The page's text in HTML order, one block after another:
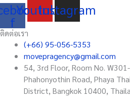
f
Youtube
Instagram
ติดต่อเรา
(+66) 95-056-5353
movepragency@gmail.com
54, 3rd Floor, Room No.
Phahonyothin Road, Phaya
District, Bangkok 10400,